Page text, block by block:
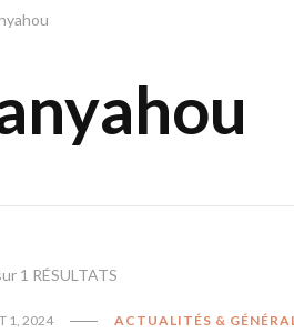
1 RÉSULTATS
1, 2024 ACTUALITÉS &